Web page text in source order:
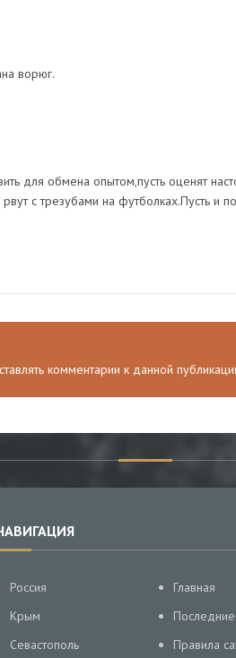
ворюг.
для обмена опытом,пусть оценят
с трезубами на футболках.Пусть и
комментарии к данной
Россия
Крым
Севастополь
Главная
Последние
Правила